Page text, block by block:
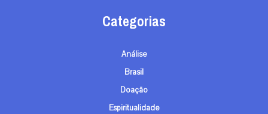
Categorias
Análise
Brasil
Doação
Espiritualidade